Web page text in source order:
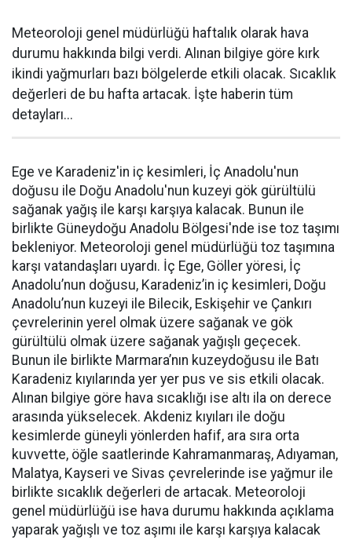
Meteoroloji genel müdürlüğü haftalık olarak hava
durumu hakkında bilgi verdi. Alınan bilgiye göre kırk
ikindi yağmurları bazı bölgelerde etkili olacak. Sıcaklık
değerleri de bu hafta artacak. İşte haberin tüm
detayları...
Ege ve Karadeniz'in iç kesimleri, İç Anadolu'nun
doğusu ile Doğu Anadolu'nun kuzeyi gök gürültülü
sağanak yağış ile karşı karşıya kalacak. Bunun ile
birlikte Güneydoğu Anadolu Bölgesi'nde ise toz taşımı
bekleniyor. Meteoroloji genel müdürlüğü toz taşımına
karşı vatandaşları uyardı. İç Ege, Göller yöresi, İç
Anadolu’nun doğusu, Karadeniz’in iç kesimleri, Doğu
Anadolu’nun kuzeyi ile Bilecik, Eskişehir ve Çankırı
çevrelerinin yerel olmak üzere sağanak ve gök
gürültülü olmak üzere sağanak yağışlı geçecek.
Bunun ile birlikte Marmara’nın kuzeydoğusu ile Batı
Karadeniz kıyılarında yer yer pus ve sis etkili olacak.
Alınan bilgiye göre hava sıcaklığı ise altı ila on derece
arasında yükselecek. Akdeniz kıyıları ile doğu
kesimlerde güneyli yönlerden hafif, ara sıra orta
kuvvette, öğle saatlerinde Kahramanmaraş, Adıyaman,
Malatya, Kayseri ve Sivas çevrelerinde ise yağmur ile
birlikte sıcaklık değerleri de artacak. Meteoroloji
genel müdürlüğü ise hava durumu hakkında açıklama
yaparak yağışlı ve toz aşımı ile karşı karşıya kalacak